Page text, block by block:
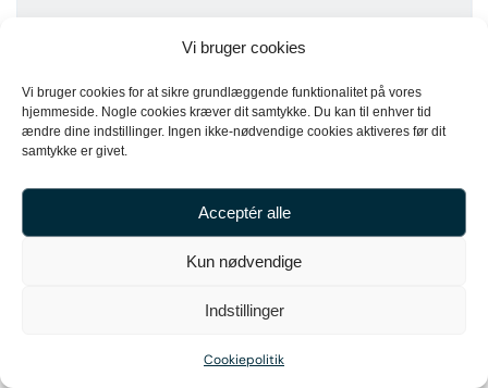
Vi bruger cookies
Vi bruger cookies for at sikre grundlæggende funktionalitet på vores
hjemmeside. Nogle cookies kræver dit samtykke. Du kan til enhver tid
ændre dine indstillinger. Ingen ikke-nødvendige cookies aktiveres før dit
samtykke er givet.
Acceptér alle
Kun nødvendige
Indstillinger
Cookiepolitik
Mercedes C300 e
439.500 kr.